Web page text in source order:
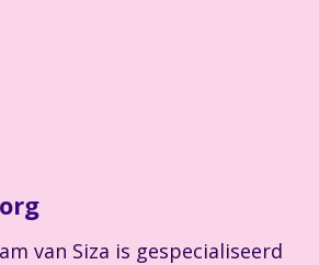
van Siza is gespecialiseerd